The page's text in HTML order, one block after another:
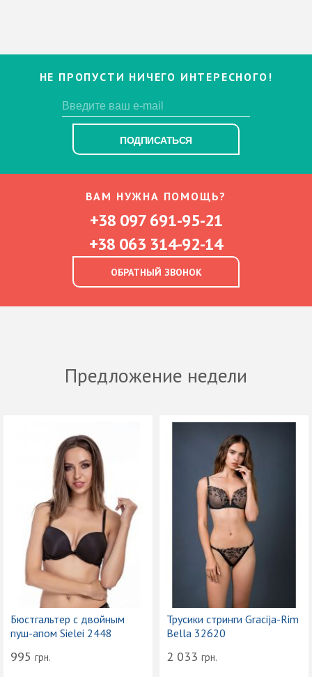
НЕ ПРОПУСТИ НИЧЕГО ИНТЕРЕСНОГО!
ПОДПИСАТЬСЯ
ВАМ НУЖНА ПОМОЩЬ?
+38 097 691-95-21
+38 063 314-92-14
ОБРАТНЫЙ ЗВОНОК
Предложение недели
Бюстгальтер с двойным
пуш-апом Sielei 2448
995 грн.
Трусики стринги Gracija-Rim
Bella 32620
2 033 грн.